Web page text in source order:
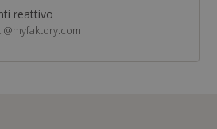
reattivo